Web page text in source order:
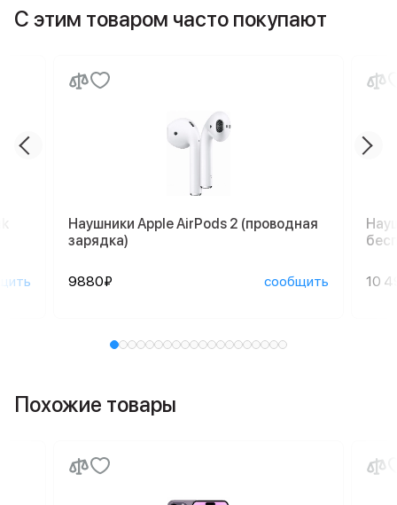
С этим товаром часто покупают
Наушники Apple AirPods 2 (проводная
зарядка)
9880₽ сообщить 10
Похожие товары